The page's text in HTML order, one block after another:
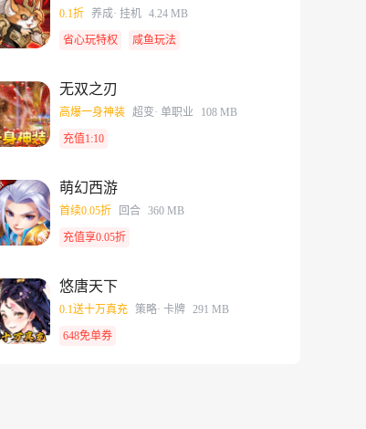
0.1折 养成· 挂机 4.24 MB
省心玩特权 咸鱼玩法
无双之刃
高爆一身神装 超变· 单职业 108 MB
充值1:10
萌幻西游
首续0.05折 回合 360 MB
充值享0.05折
悠唐天下
0.1送十万真充 策略· 卡牌 291 MB
648免单券